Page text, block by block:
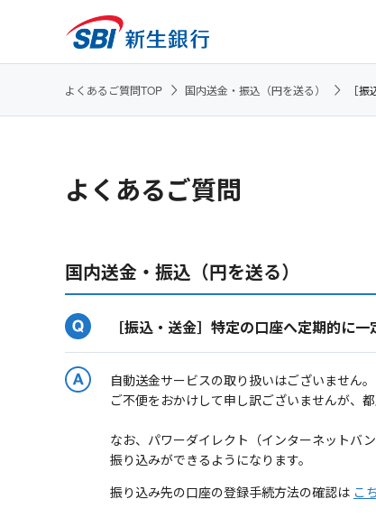
よくあるご質問TOP 国内送金・振込（円を送る） ［
よくあるご質問
国内送金・振込（円を送る）
［振込・送金］特定の口座へ定期的に
自動送金サービスの取り扱いはございません。
ご不便をおかけして申し訳ございませんが、
なお、パワーダイレクト（インターネットバ
振り込みができるようになります。
振り込み先の口座の登録手続方法の確認は こ